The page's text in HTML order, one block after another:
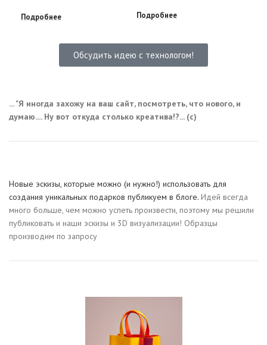
Подробнее Подробнее
Обсудить идею с технологом!
... "Я иногда захожу на ваш сайт, посмотреть, что нового, и
думаю.... Ну вот откуда столько креатива!?... (с)
Новые эскизы, которые можно (и нужно!) использовать для
создания уникальных подарков публикуем в блоге. Идей всегда
много больше, чем можно успеть произвести, поэтому мы решили
публиковать и наши эскизы и 3D визуализации! Образцы
производим по запросу